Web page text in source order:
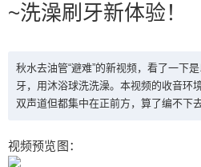
~洗澡刷牙新体验！
秋水去油管“避难”的新视频，看了一下
牙，用沐浴球洗洗澡。本视频的收音环
双声道但都集中在正前方，算了编不下
视频预览图：
洗澡刷牙新体验！
为主，给你刷刷牙，用沐浴
音环境不算理想，有点底噪